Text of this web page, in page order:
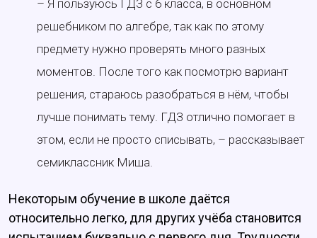
– Я пользуюсь ГДЗ с 6 класса, в основном
решебником по алгебре, так как по этому
предмету нужно проверять много разных
моментов. После того как посмотрю вариант
решения, стараюсь разобраться в нём, чтобы
лучше понимать тему. ГДЗ отлично помогает в
этом, если не просто списывать, – рассказывает
семиклассник Миша.
Некоторым обучение в школе даётся
относительно легко, для других учёба становится